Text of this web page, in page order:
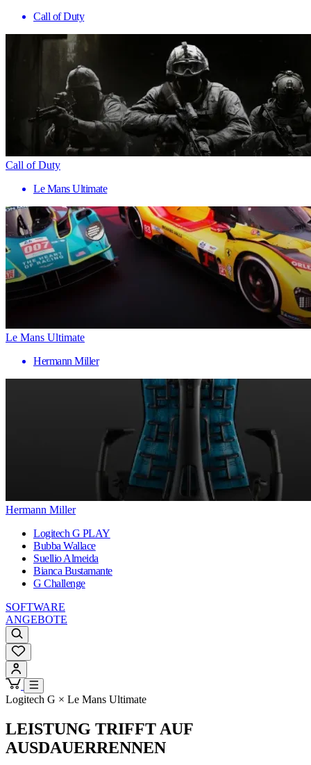
Call of Duty
Call of Duty
Le Mans Ultimate
Le Mans Ultimate
Hermann Miller
Hermann Miller
Logitech G PLAY
Bubba Wallace
Suellio Almeida
Bianca Bustamante
G Challenge
SOFTWARE
ANGEBOTE
Logitech G × Le Mans Ultimate
LEISTUNG TRIFFT AUF
AUSDAUERRENNEN